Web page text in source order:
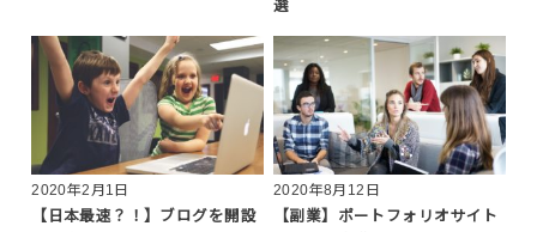
選
2020年2月1日
【日本最速？！】ブログを開設
2020年8月12日
【副業】ポートフォリオサイト